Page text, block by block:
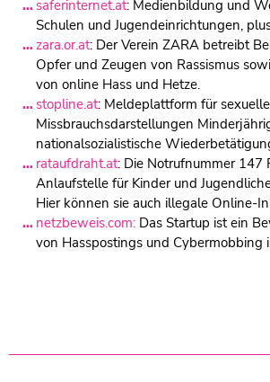
saferinternet.at: Medienbildung und
Schulen und Jugendeinrichtungen,
zara.or.at: Der Verein ZARA betreibt
Opfer und Zeugen von Rassismus
von online Hass und Hetze.
stopline.at: Meldeplattform für sexuelle
Missbrauchsdarstellungen
nationalsozialistische
rataufdraht.at: Die Notrufnummer 147
Anlaufstelle für Kinder und
Hier können sie auch illegale Online-
netzbeweis.com: Das Startup ist ein
von Hasspostings und Cybermobbing